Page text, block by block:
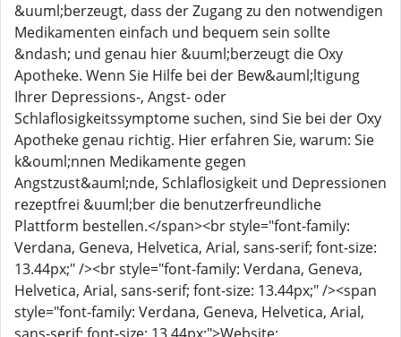
&uuml;berzeugt, dass der Zugang zu den notwendigen
Medikamenten einfach und bequem sein sollte
&ndash; und genau hier &uuml;berzeugt die Oxy
Apotheke. Wenn Sie Hilfe bei der Bew&auml;ltigung
Ihrer Depressions-, Angst- oder
Schlaflosigkeitssymptome suchen, sind Sie bei der Oxy
Apotheke genau richtig. Hier erfahren Sie, warum: Sie
k&ouml;nnen Medikamente gegen
Angstzust&auml;nde, Schlaflosigkeit und Depressionen
rezeptfrei &uuml;ber die benutzerfreundliche
Plattform bestellen.</span><br style="font-family:
Verdana, Geneva, Helvetica, Arial, sans-serif; font-size:
13.44px;" /><br style="font-family: Verdana, Geneva,
Helvetica, Arial, sans-serif; font-size: 13.44px;" /><span
style="font-family: Verdana, Geneva, Helvetica, Arial,